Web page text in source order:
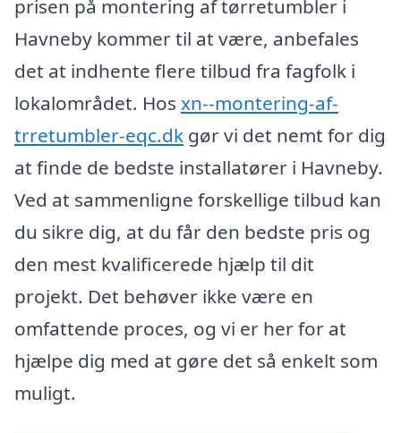
prisen på montering af tørretumbler i
Havneby kommer til at være, anbefales
det at indhente flere tilbud fra fagfolk i
lokalområdet. Hos xn--montering-af-
trretumbler-eqc.dk gør vi det nemt for dig
at finde de bedste installatører i Havneby.
Ved at sammenligne forskellige tilbud kan
du sikre dig, at du får den bedste pris og
den mest kvalificerede hjælp til dit
projekt. Det behøver ikke være en
omfattende proces, og vi er her for at
hjælpe dig med at gøre det så enkelt som
muligt.